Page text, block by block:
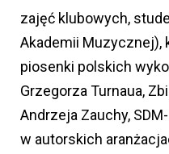
zajęć klubowych,
Akademii Muzycznej),
piosenki polskich
Grzegorza Turnaua,
Andrzeja Zauchy,
w autorskich